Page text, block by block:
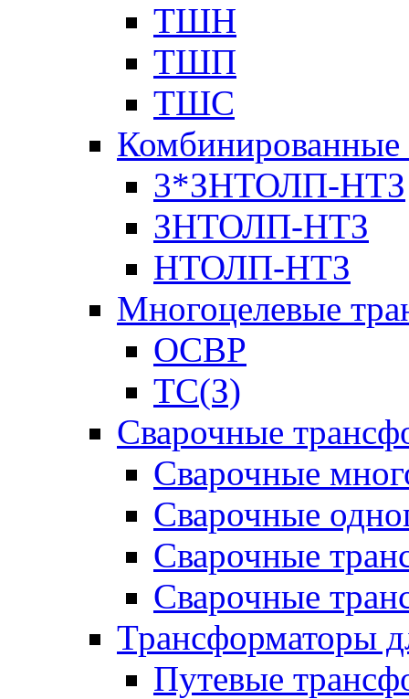
ТШН
ТШП
ТШС
Комбинированные
3*ЗНТОЛП-НТЗ
ЗНТОЛП-НТЗ
НТОЛП-НТЗ
Многоцелевые
ОСВР
ТС(З)
Сварочные
Сварочные
Сварочные
Сварочные
Сварочные
Трансформаторы
Путевые